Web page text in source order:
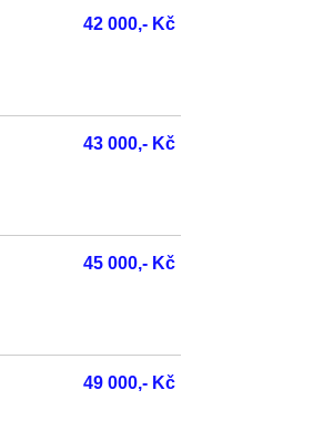
42 000,- Kč
43 000,- Kč
45 000,- Kč
49 000,- Kč